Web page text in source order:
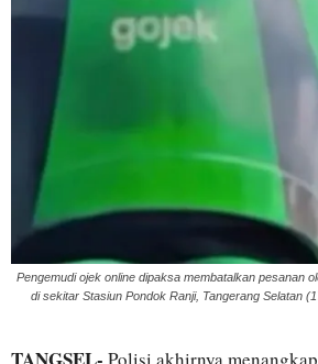
Pengemudi ojek online dipaksa membatalkan pesanan
di sekitar Stasiun Pondok Ranji, Tangerang Selatan
Polisi akhirnya